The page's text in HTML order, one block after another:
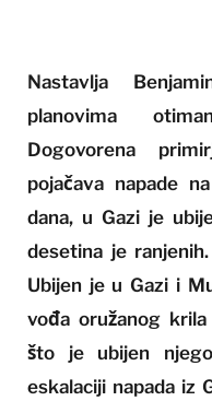
Nastavlja
planovima
Dogovorena
pojačava napade
dana, u Gazi je
desetina je
Ubijen je u Gazi i
vođa oružanog
što je ubijen
eskalaciji napada iz